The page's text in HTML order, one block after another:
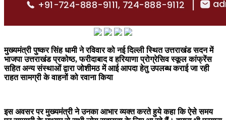
मुख्यमंत्री पुष्कर सिंह धामी ने रविवार को नई दिल्ली स्थित उत्तराखंड सदन में
भाजपा उत्तराखंड प्रकोष्ठ, फरीदाबाद व हरियाणा प्रोग्रेसिव स्कूल कांफ्रेंस
सहित अन्य संस्थाओं द्वारा जोशीमठ में आई आपदा हेतु उपलब्ध कराई जा रही
राहत सामग्री के वाहनों को रवाना किया
इस अवसर पर मुख्यमंत्री ने उनका आभार व्यक्त करते हुये कहा कि ऐसे समय